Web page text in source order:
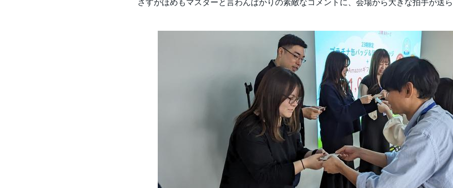
さすがほめもマスターと言わんばかりの素敵なコメントに、会場から大きな拍手が送